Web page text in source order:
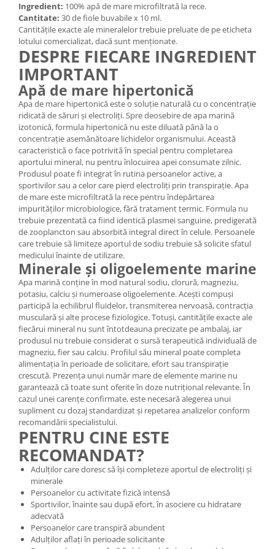
Ingredient: 100% apă de mare microfiltrată la rece.
Cantitate: 30 de fiole buvabile x 10 ml.
Cantitățile exacte ale mineralelor trebuie preluate de pe eticheta
lotului comercializat, dacă sunt menționate.
DESPRE FIECARE INGREDIENT
IMPORTANT
Apă de mare hipertonică
Apa de mare hipertonică este o soluție naturală cu o concentrație
ridicată de săruri și electroliți. Spre deosebire de apa marină
izotonică, formula hipertonică nu este diluată până la o
concentrație asemănătoare lichidelor organismului. Această
caracteristică o face potrivită în special pentru completarea
aportului mineral, nu pentru înlocuirea apei consumate zilnic.
Produsul poate fi integrat în rutina persoanelor active, a
sportivilor sau a celor care pierd electroliți prin transpirație. Apa
de mare este microfiltrată la rece pentru îndepărtarea
impurităților microbiologice, fără tratament termic. Formula nu
trebuie prezentată ca fiind identică plasmei sanguine, predigerată
de zooplancton sau absorbită integral direct în celule. Persoanele
care trebuie să limiteze aportul de sodiu trebuie să solicite sfatul
medicului înainte de utilizare.
Minerale și oligoelemente marine
Apa marină conține în mod natural sodiu, clorură, magneziu,
potasiu, calciu și numeroase oligoelemente. Acești compuși
participă la echilibrul fluidelor, transmiterea nervoasă, contracția
musculară și alte procese fiziologice. Totuși, cantitățile exacte ale
fiecărui mineral nu sunt întotdeauna precizate pe ambalaj, iar
produsul nu trebuie considerat o sursă terapeutică individuală de
magneziu, fier sau calciu. Profilul său mineral poate completa
alimentația în perioade de solicitare, efort sau transpirație
crescută. Prezența unui număr mare de elemente marine nu
garantează că toate sunt oferite în doze nutrițional relevante. În
cazul unei carențe confirmate, este necesară alegerea unui
supliment cu dozaj standardizat și repetarea analizelor conform
recomandării specialistului.
PENTRU CINE ESTE
RECOMANDAT?
Adulților care doresc să își completeze aportul de electroliți și
minerale
Persoanelor cu activitate fizică intensă
Sportivilor, înainte sau după efort, în asociere cu hidratare
adecvată
Persoanelor care transpiră abundent
Adulților aflați în perioade solicitante